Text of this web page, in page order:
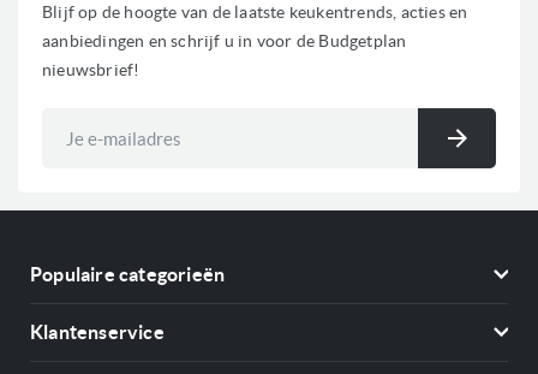
Blijf op de hoogte van de laatste keukentrends, acties en
aanbiedingen en schrijf u in voor de Budgetplan
nieuwsbrief!
Populaire categorieën
Klantenservice